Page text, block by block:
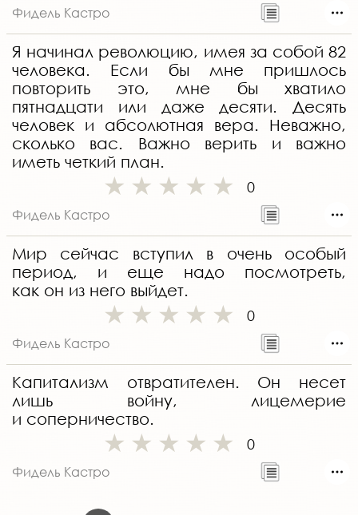
Фидель Кастро
Я начинал революцию, имея за собой 82
человека. Если бы мне пришлось
повторить это, мне бы хватило
пятнадцати или даже десяти. Десять
человек и абсолютная вера. Неважно,
сколько вас. Важно верить и важно
иметь четкий план.
0
Фидель Кастро
Мир сейчас вступил в очень особый
период, и еще надо посмотреть,
как он из него выйдет.
0
Фидель Кастро
Капитализм отвратителен. Он несет
лишь войну, лицемерие
и соперничество.
0
Фидель Кастро